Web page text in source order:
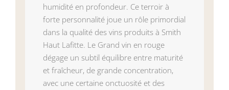
humidité en profondeur. Ce terroir à
forte personnalité joue un rôle primordial
dans la qualité des vins produits à Smith
Haut Lafitte. Le Grand vin en rouge
dégage un subtil équilibre entre maturité
et fraîcheur, de grande concentration,
avec une certaine onctuosité et des